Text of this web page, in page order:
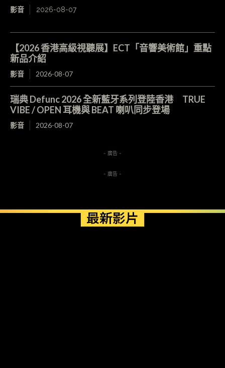
影音 2026-08-07
【2026 香港高級視聽展】ECT「音響美術館」重點
新品介紹
影音 2026-08-07
瑞典 Defunc 2026 全新藍牙系列登陸香港 TRUE
VIBE / OPEN 耳機與 BEAT 喇叭同步登場
影音 2026-08-07
- 廣告 -
- 廣告 -
最新影片